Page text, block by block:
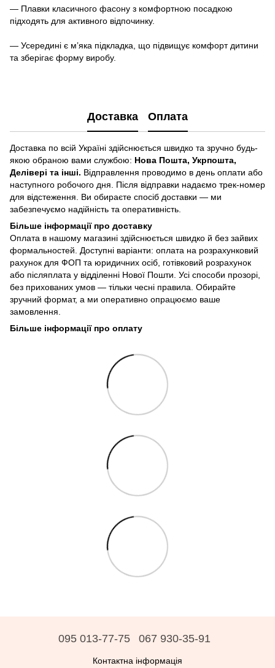
— Плавки класичного фасону з комфортною посадкою
підходять для активного відпочинку.
— Усередині є м’яка підкладка, що підвищує комфорт дитини
та зберігає форму виробу.
Доставка Оплата
Доставка по всій Україні здійснюється швидко та зручно будь-
якою обраною вами службою: Нова Пошта, Укрпошта,
Делівері та інші. Відправлення проводимо в день оплати або
наступного робочого дня. Після відправки надаємо трек-номер
для відстеження. Ви обираєте спосіб доставки — ми
забезпечуємо надійність та оперативність.
Більше інформації про доставку
Оплата в нашому магазині здійснюється швидко й без зайвих
формальностей. Доступні варіанти: оплата на розрахунковий
рахунок для ФОП та юридичних осіб, готівковий розрахунок
або післяплата у відділенні Нової Пошти. Усі способи прозорі,
без прихованих умов — тільки чесні правила. Обирайте
зручний формат, а ми оперативно опрацюємо ваше
замовлення.
Більше інформації про оплату
095 013-77-75 067 930-35-91
Контактна інформація